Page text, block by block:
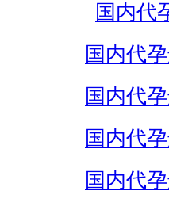
国内代
国内代
国内代
国内代
国内代